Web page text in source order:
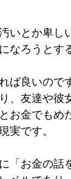
とか卑し
なろうとす
ば良いので
、友達や
お金でも
実です。
「お金の話